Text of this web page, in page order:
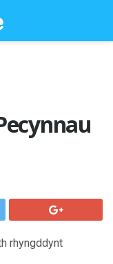
rhyngddynt